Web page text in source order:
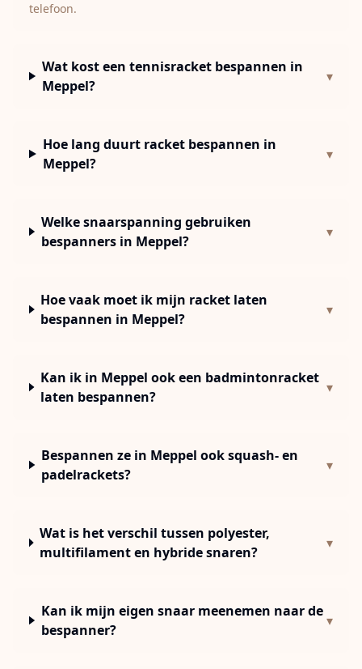
telefoon.
Wat kost een tennisracket bespannen in
Meppel?
▾
Hoe lang duurt racket bespannen in
Meppel?
▾
Welke snaarspanning gebruiken
bespanners in Meppel?
▾
Hoe vaak moet ik mijn racket laten
bespannen in Meppel?
▾
Kan ik in Meppel ook een badmintonracket
laten bespannen?
▾
Bespannen ze in Meppel ook squash- en
padelrackets?
▾
Wat is het verschil tussen polyester,
multifilament en hybride snaren?
▾
Kan ik mijn eigen snaar meenemen naar de
bespanner?
▾